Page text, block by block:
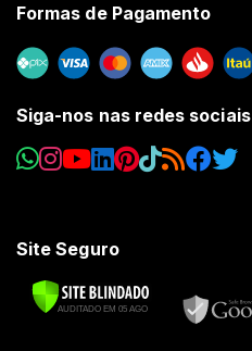
Formas de Pagamento
Siga-nos nas redes sociais
Site Seguro